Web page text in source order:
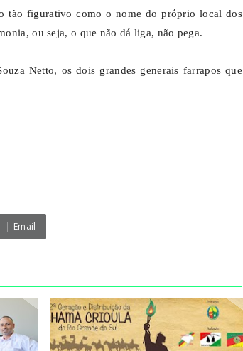
tão figurativo como o nome do próprio local dos
ou seja, o que não dá liga, não pega.
Netto, os dois grandes generais farrapos que
Email